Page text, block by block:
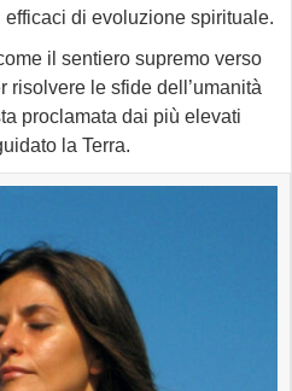
di evoluzione spirituale.
il sentiero supremo verso
risolvere le sfide dell’umanità
proclamata dai più elevati
la Terra.